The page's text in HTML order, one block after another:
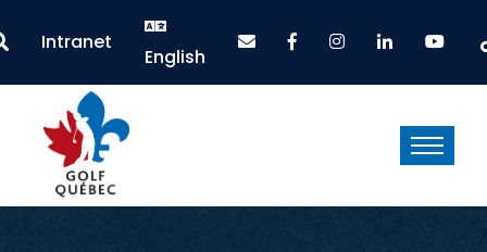
Intranet
English